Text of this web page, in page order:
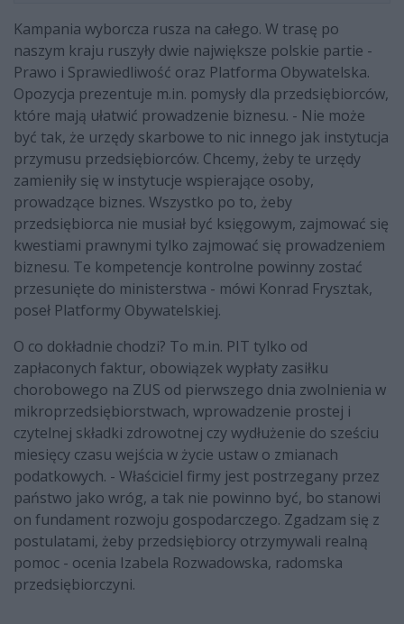
Kampania wyborcza rusza na całego. W trasę po
naszym kraju ruszyły dwie największe polskie partie -
Prawo i Sprawiedliwość oraz Platforma Obywatelska.
Opozycja prezentuje m.in. pomysły dla przedsiębiorców,
które mają ułatwić prowadzenie biznesu. - Nie może
być tak, że urzędy skarbowe to nic innego jak instytucja
przymusu przedsiębiorców. Chcemy, żeby te urzędy
zamieniły się w instytucje wspierające osoby,
prowadzące biznes. Wszystko po to, żeby
przedsiębiorca nie musiał być księgowym, zajmować się
kwestiami prawnymi tylko zajmować się prowadzeniem
biznesu. Te kompetencje kontrolne powinny zostać
przesunięte do ministerstwa - mówi Konrad Frysztak,
poseł Platformy Obywatelskiej.
O co dokładnie chodzi? To m.in. PIT tylko od
zapłaconych faktur, obowiązek wypłaty zasiłku
chorobowego na ZUS od pierwszego dnia zwolnienia w
mikroprzedsiębiorstwach, wprowadzenie prostej i
czytelnej składki zdrowotnej czy wydłużenie do sześciu
miesięcy czasu wejścia w życie ustaw o zmianach
podatkowych. - Właściciel firmy jest postrzegany przez
państwo jako wróg, a tak nie powinno być, bo stanowi
on fundament rozwoju gospodarczego. Zgadzam się z
postulatami, żeby przedsiębiorcy otrzymywali realną
pomoc - ocenia Izabela Rozwadowska, radomska
przedsiębiorczyni.